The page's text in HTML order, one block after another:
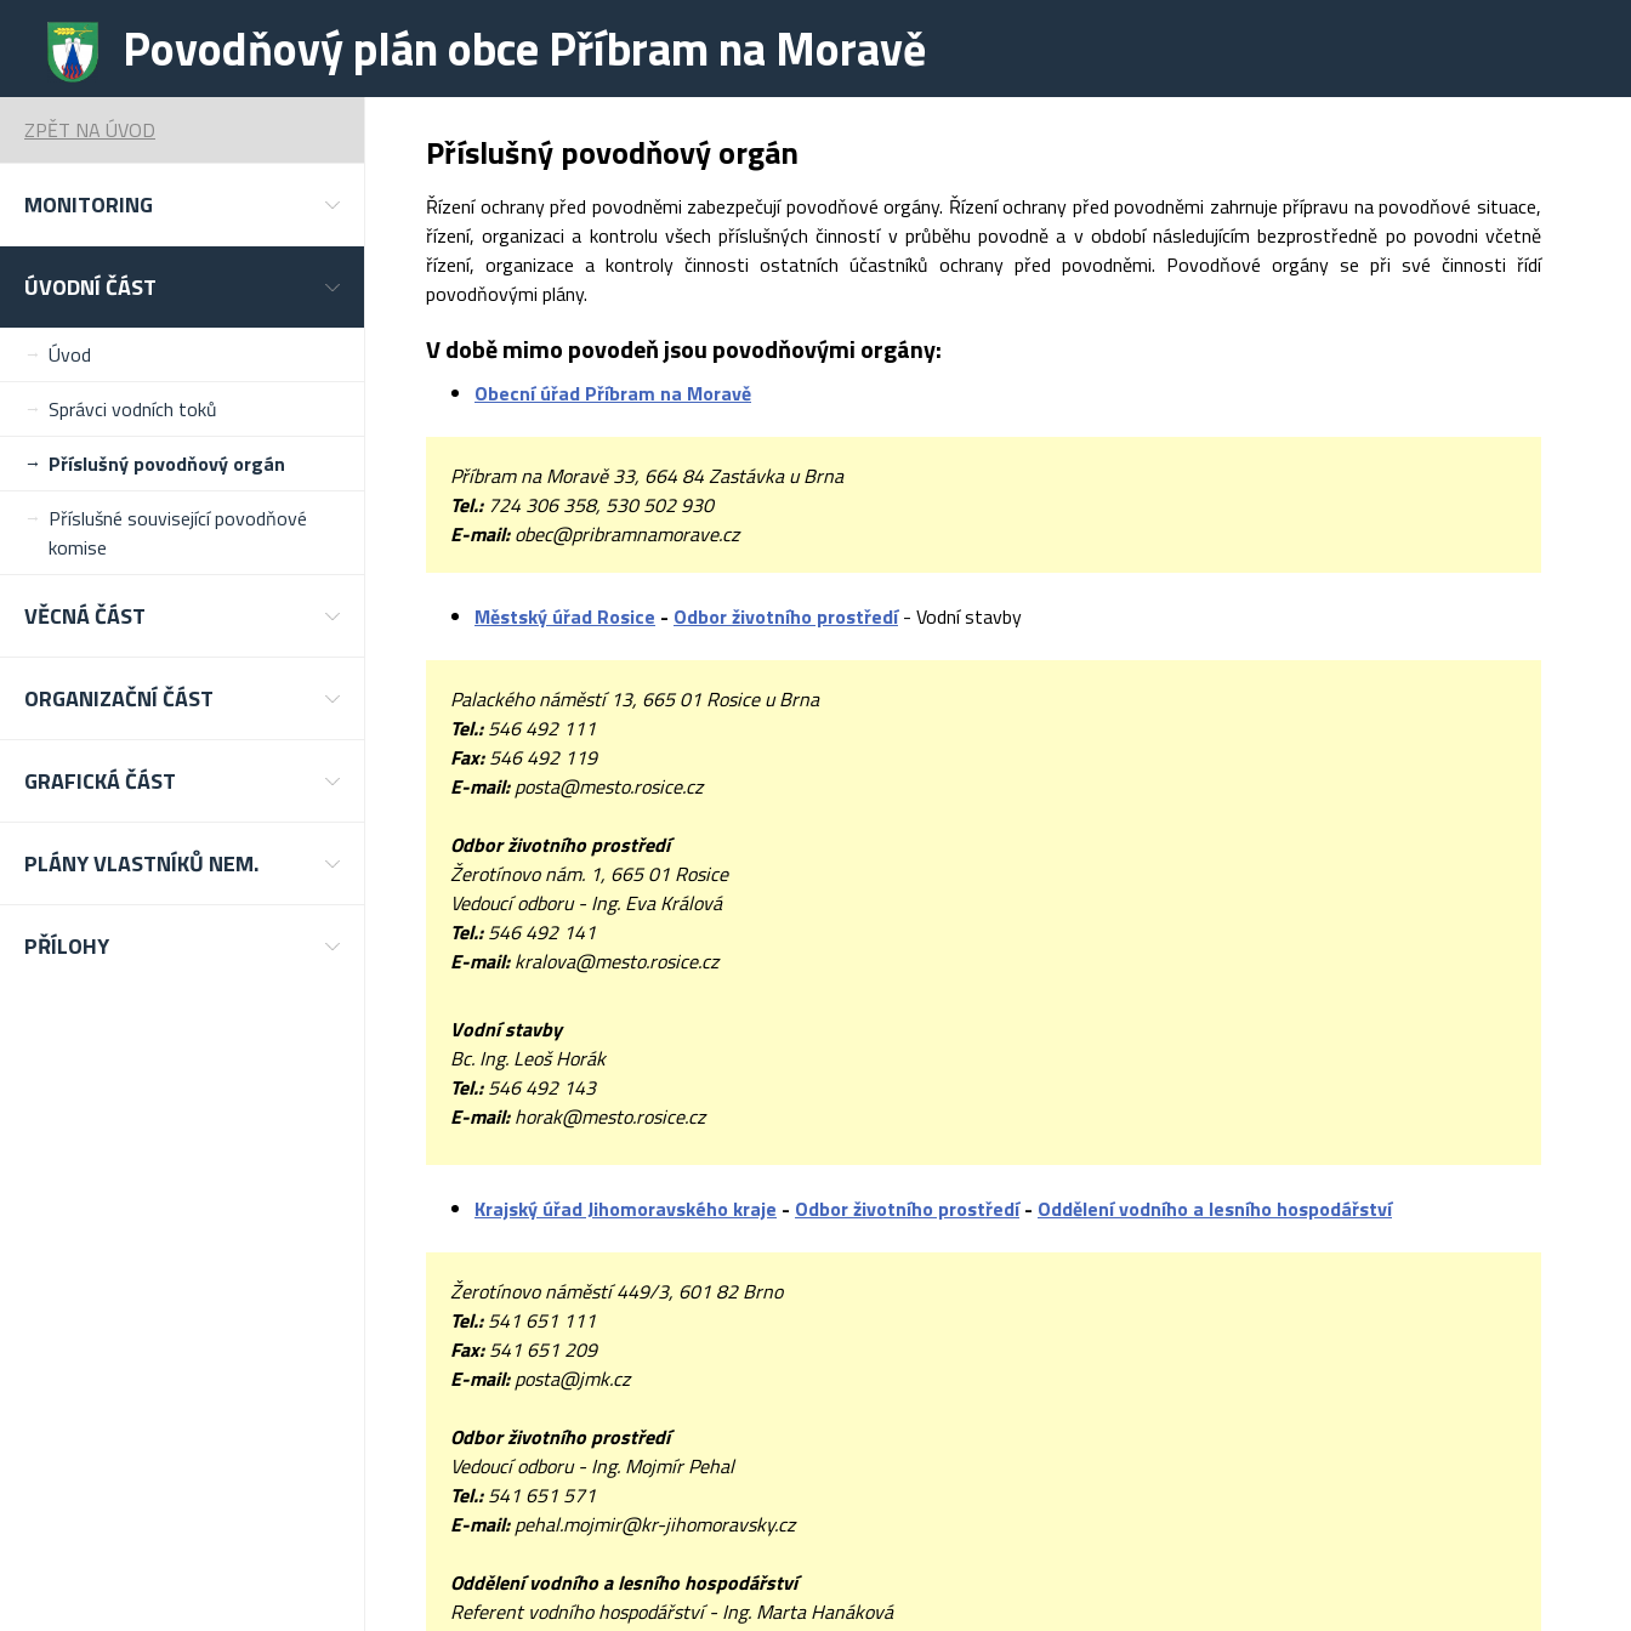
Povodňový plán obce Příbram na Moravě
ZPĚT NA ÚVOD
MONITORING
ÚVODNÍ ČÁST
Úvod
Správci vodních toků
Příslušný povodňový orgán
Příslušné související povodňové
komise
VĚCNÁ ČÁST
ORGANIZAČNÍ ČÁST
GRAFICKÁ ČÁST
PLÁNY VLASTNÍKŮ NEM.
PŘÍLOHY
Příslušný povodňový orgán
Řízení ochrany před povodněmi zabezpečují povodňové orgány. Řízení ochrany před povodněmi zahrnuje přípravu na povodňové situace,
řízení, organizaci a kontrolu všech příslušných činností v průběhu povodně a v období následujícím bezprostředně po povodni včetně
řízení, organizace a kontroly činnosti ostatních účastníků ochrany před povodněmi. Povodňové orgány se při své činnosti řídí
povodňovými plány.
V době mimo povodeň jsou povodňovými orgány:
Obecní úřad Příbram na Moravě
Příbram na Moravě 33, 664 84 Zastávka u Brna
Tel.: 724 306 358, 530 502 930
E-mail:obec@pribramnamorave.cz
Městský úřad Rosice - Odbor životního prostředí- Vodní stavby
Palackého náměstí 13, 665 01 Rosice u Brna
Tel.:546 492 111
Fax:546 492 119
E-mail:posta@mesto.rosice.cz
Odbor životního prostředí
Žerotínovo nám. 1, 665 01 Rosice
Vedoucí odboru - Ing. Eva Králová
Tel.:546 492 141
E-mail:kralova@mesto.rosice.cz
Vodní stavby
Bc. Ing. Leoš Horák
Tel.:546 492 143
E-mail:horak@mesto.rosice.cz
Krajský úřad Jihomoravského kraje - Odbor životního prostředí- Oddělení vodního a lesního hospodářství
Žerotínovo náměstí 449/3, 601 82 Brno
Tel.:541 651 111
Fax:541 651 209
E-mail:posta@jmk.cz
Odbor životního prostředí
Vedoucí odboru - Ing. Mojmír Pehal
Tel.:541 651 571
E-mail:pehal.mojmir@kr-jihomoravsky.cz
Oddělení vodního a lesního hospodářství
Referent vodního hospodářství - Ing. Marta Hanáková